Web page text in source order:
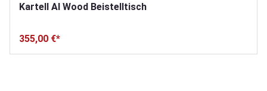
Kartell Al Wood Beistelltisch
355,00 €*